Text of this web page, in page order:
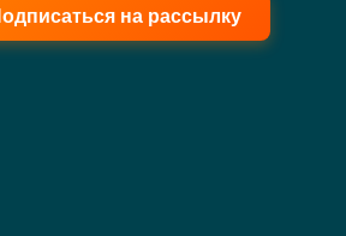
на рассылку